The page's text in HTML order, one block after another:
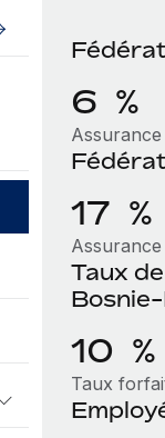
6 %
17 %
Taux
10 %
Taux